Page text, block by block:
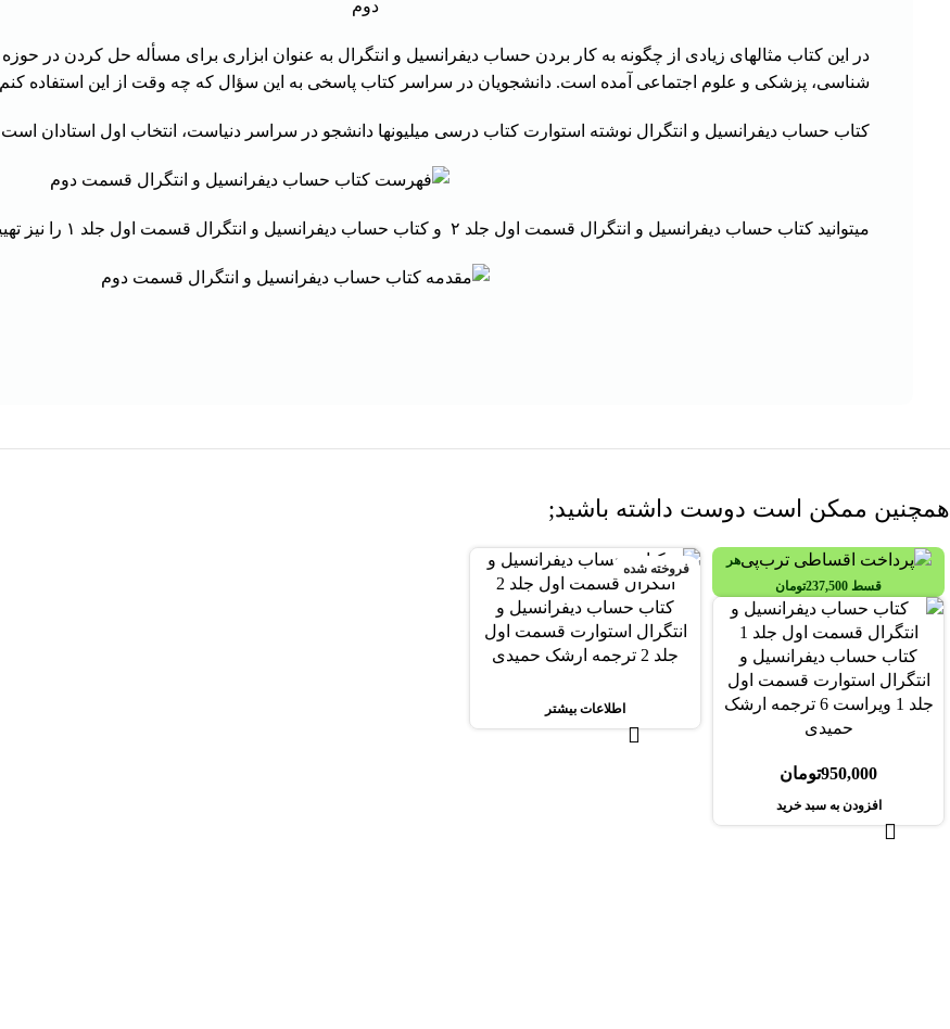
در این کتاب مثالهای زیادی از چگونه به کار بردن حساب دیفرانسیل و انتگرال به عنوان ابزاری برای مسأله حل کردن در
شناسی، پزشکی و علوم اجتماعی آمده است. دانشجویان در سراسر کتاب پاسخی به این سؤال که چه وقت از این استفاده
کتاب حساب دیفرانسیل و انتگرال نوشته استوارت کتاب درسی میلیونها دانشجو در سراسر دنیاست، انتخاب اول استادان است
میتوانید کتاب حساب دیفرانسیل و انتگرال قسمت اول جلد ۲ و کتاب حساب دیفرانسیل و انتگرال قسمت اول جلد ۱ را نیز
همچنین ممکن است دوست داشته باشید;
هر
قسط 237,500تومان
کتاب حساب دیفرانسیل و
انتگرال استوارت قسمت اول
جلد 1 ویراست 6 ترجمه ارشک
حمیدی
950,000تومان
افزودن به سبد خرید
فروخته شده
کتاب حساب دیفرانسیل و
انتگرال استوارت قسمت اول
جلد 2 ترجمه ارشک حمیدی
اطلاعات بیشتر